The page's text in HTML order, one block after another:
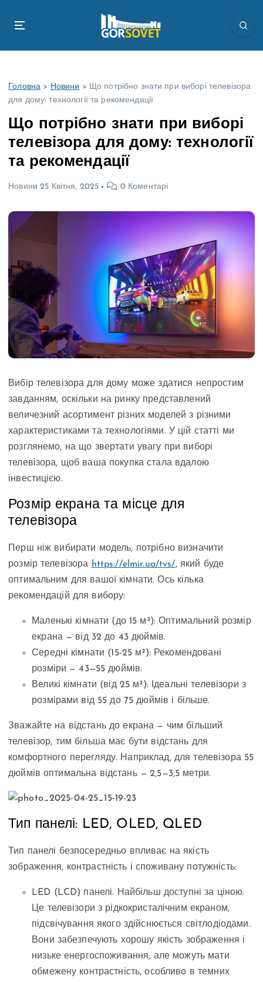
Головна > Новини > Що потрібно знати при виборі телевізора
для дому: технології та рекомендації
Що потрібно знати при виборі
телевізора для дому: технології
та рекомендації
Новини 25 Квітня, 2025 0 Коментарі
Вибір телевізора для дому може здатися непростим
завданням, оскільки на ринку представлений
величезний асортимент різних моделей з різними
характеристиками та технологіями. У цій статті ми
розглянемо, на що звертати увагу при виборі
телевізора, щоб ваша покупка стала вдалою
інвестицією.
Розмір екрана та місце для
телевізора
Перш ніж вибирати модель, потрібно визначити
розмір телевізора https://elmir.ua/tvs/, який буде
оптимальним для вашої кімнати. Ось кілька
рекомендацій для вибору:
Маленькі кімнати (до 15 м²): Оптимальний розмір
екрана — від 32 до 43 дюймів.
Середні кімнати (15-25 м²): Рекомендовані
розміри — 43—55 дюймів.
Великі кімнати (від 25 м²): Ідеальні телевізори з
розмірами від 55 до 75 дюймів і більше.
Зважайте на відстань до екрана — чим більший
телевізор, тим більша має бути відстань для
комфортного перегляду. Наприклад, для телевізора 55
дюймів оптимальна відстань — 2,5—3,5 метри.
Тип панелі: LED, OLED, QLED
Тип панелі безпосередньо впливає на якість
зображення, контрастність і споживану потужність:
LED (LCD) панелі. Найбільш доступні за ціною.
Це телевізори з рідкокристалічним екраном,
підсвічування якого здійснюється світлодіодами.
Вони забезпечують хорошу якість зображення і
низьке енергоспоживання, але можуть мати
обмежену контрастність, особливо в темних